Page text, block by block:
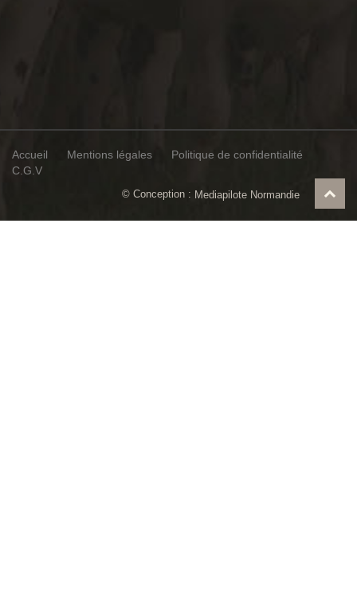
Accueil Mentions légales
Politique de confidentialité
C.G.V
© Conception : Mediapilote Normandie